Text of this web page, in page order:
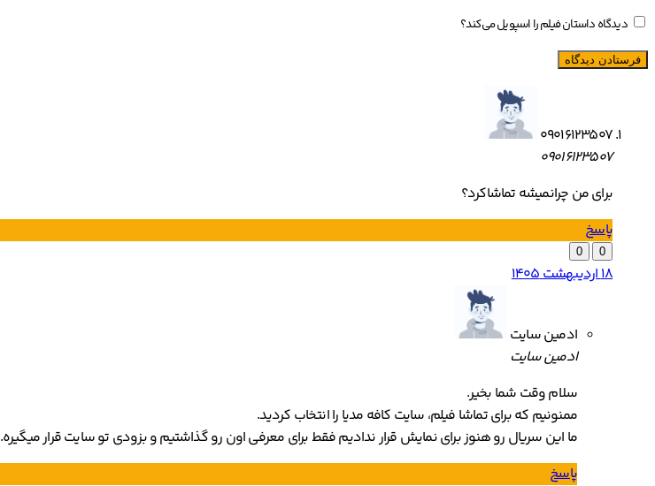
دیدگاه داستان فیلم را اسپویل می‌کند؟
09016123507
09016123507
برای من چرانمیشه تماشاکرد؟
پاسخ
0
0
18 اردیبهشت 1405
ادمین سایت
ادمین سایت
سلام وقت شما بخیر.
ممنونیم که برای تماشا فیلم، سایت کافه مدیا را انتخاب کردید.
ما این سریال رو هنوز برای نمایش قرار ندادیم فقط برای معرفی اون رو گذاشتیم و بزودی تو سایت قرار میگیره.
پاسخ